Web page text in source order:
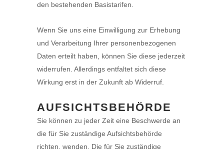
den bestehenden Basistarifen.
Wenn Sie uns eine Einwilligung zur Erhebung
und Verarbeitung Ihrer personenbezogenen
Daten erteilt haben, können Sie diese jederzeit
widerrufen. Allerdings entfaltet sich diese
Wirkung erst in der Zukunft ab Widerruf.
AUFSICHTSBEHÖRDE
Sie können zu jeder Zeit eine Beschwerde an
die für Sie zuständige Aufsichtsbehörde
richten. wenden. Die für Sie zuständige